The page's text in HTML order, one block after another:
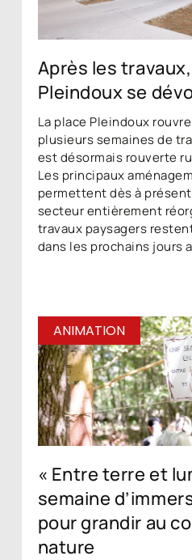
Après les
Pleindoux se
La place Pleindoux
plusieurs semaines de
est désormais rouverte
Les principaux
permettent dès à
secteur entièrement
travaux paysagers
dans les prochains jours
ANIMATION
« Entre terre et
semaine
pour grandir au
nature